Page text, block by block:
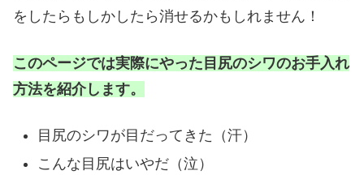
をしたらもしかしたら消せるかもしれません！
このページでは実際にやった目尻のシワのお手入れ
方法を紹介します。
目尻のシワが目だってきた（汗）
こんな目尻はいやだ（泣）